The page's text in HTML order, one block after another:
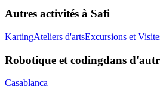
Autres activités à Safi
KartingAteliers d'artsExcursions et
Robotique et codingdans
Casablanca